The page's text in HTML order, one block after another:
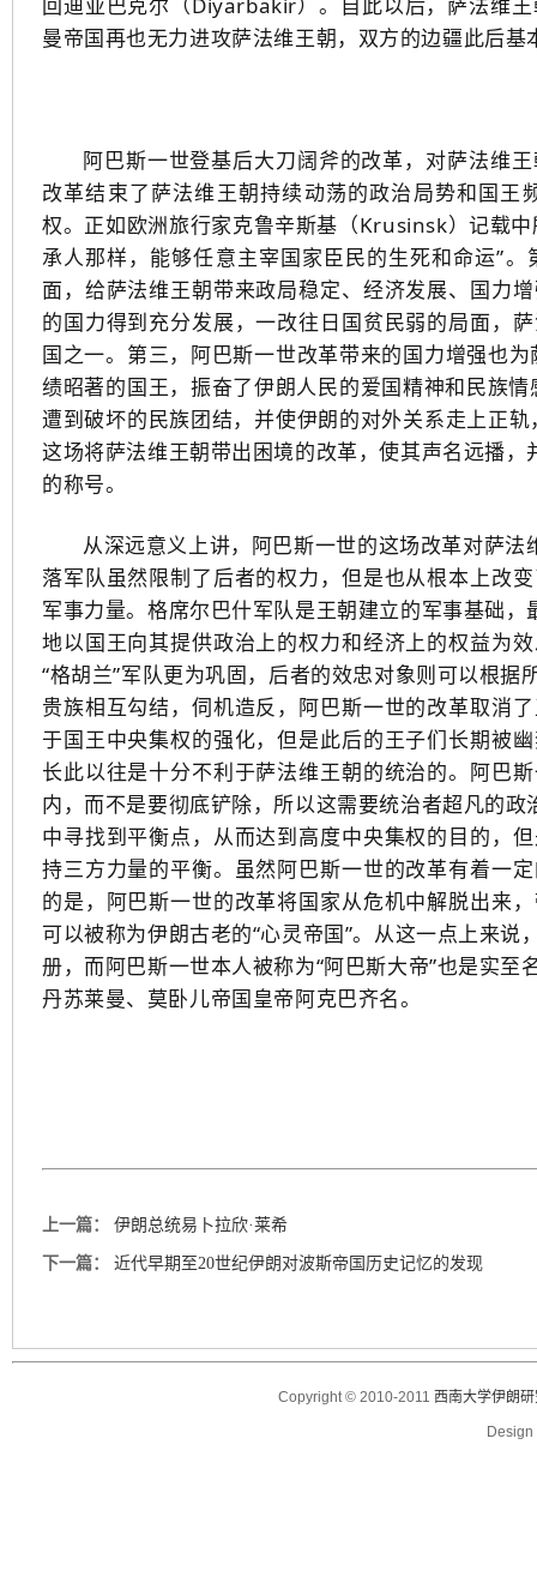
回迪亚巴克尔（Diyarbakir）。自此以后，萨法维
曼帝国再也无力进攻萨法维王朝，双方的边疆此后基
阿巴斯一世登基后大刀阔斧的改革，对萨法维
改革结束了萨法维王朝持续动荡的政治局势和国
权。正如欧洲旅行家克鲁辛斯基（Krusinsk）记载
承人那样，能够任意主宰国家臣民的生死和命运”
面，给萨法维王朝带来政局稳定、经济发展、国力
的国力得到充分发展，一改往日国贫民弱的局面，
国之一。第三，阿巴斯一世改革带来的国力增强也
绩昭著的国王，振奋了伊朗人民的爱国精神和民族
遭到破坏的民族团结，并使伊朗的对外关系走上正
这场将萨法维王朝带出困境的改革，使其声名远播
的称号。
从深远意义上讲，阿巴斯一世的这场改革对萨
落军队虽然限制了后者的权力，但是也从根本上改
军事力量。格席尔巴什军队是王朝建立的军事基础
地以国王向其提供政治上的权力和经济上的权益为
“格胡兰”军队更为巩固，后者的效忠对象则可以根
贵族相互勾结，伺机造反，阿巴斯一世的改革取消
于国王中央集权的强化，但是此后的王子们长期被
长此以往是十分不利于萨法维王朝的统治的。阿巴
内，而不是要彻底铲除，所以这需要统治者超凡的
中寻找到平衡点，从而达到高度中央集权的目的，
持三方力量的平衡。虽然阿巴斯一世的改革有着一
的是，阿巴斯一世的改革将国家从危机中解脱出来
可以被称为伊朗古老的“心灵帝国”。从这一点上来
册，而阿巴斯一世本人被称为“阿巴斯大帝”也是实
丹苏莱曼、莫卧儿帝国皇帝阿克巴齐名。
上一篇： 伊朗总统易卜拉欣·莱希
下一篇： 近代早期至20世纪伊朗对波斯帝国历史记忆的发现
Copyright © 2010-2011 西南大学伊朗